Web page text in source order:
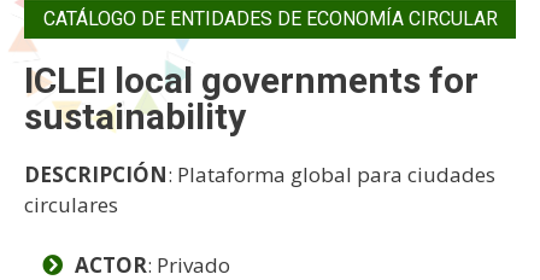
CATÁLOGO DE ENTIDADES DE ECONOMÍA CIRCULAR
ICLEI local governments for
sustainability
DESCRIPCIÓN: Plataforma global para ciudades
circulares
ACTOR: Privado